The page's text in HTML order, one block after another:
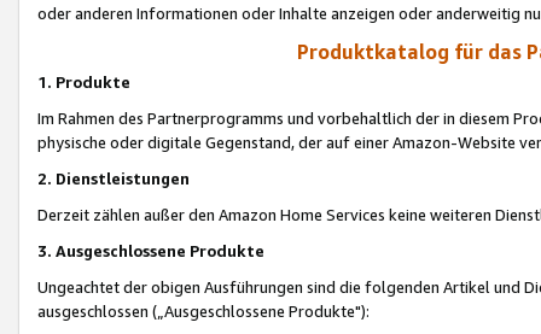
oder anderen Informationen oder Inhalte anzeigen oder anderweitig
Produktkatalog für das
1. Produkte
Im Rahmen des Partnerprogramms und vorbehaltlich der in diesem
physische oder digitale Gegenstand, der auf einer Amazon-Website
2. Dienstleistungen
Derzeit zählen außer den Amazon Home Services keine weiteren
3. Ausgeschlossene Produkte
Ungeachtet der obigen Ausführungen sind die folgenden Artikel und
ausgeschlossen („Ausgeschlossene Produkte"):